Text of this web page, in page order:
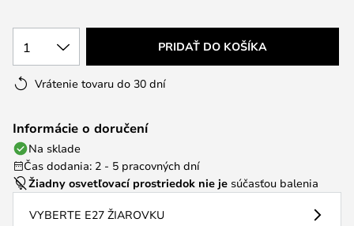
1 PRIDAŤ DO KOŠÍKA
Vrátenie tovaru do 30 dní
Informácie o doručení
Na sklade
Čas dodania: 2 - 5 pracovných dní
Žiadny osvetľovací prostriedok nie je súčasťou balenia
VYBERTE E27 ŽIAROVKU